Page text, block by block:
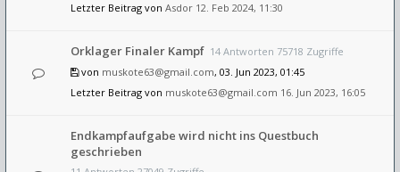
Letzter Beitrag von Asdor 12. Feb 2024, 11:30
Orklager Finaler Kampf 14 Antworten 75718 Zugriffe
von muskote63@gmail.com, 03. Jun 2023, 01:45
Letzter Beitrag von muskote63@gmail.com 16. Jun 2023, 16:05
Endkampfaufgabe wird nicht ins Questbuch
geschrieben